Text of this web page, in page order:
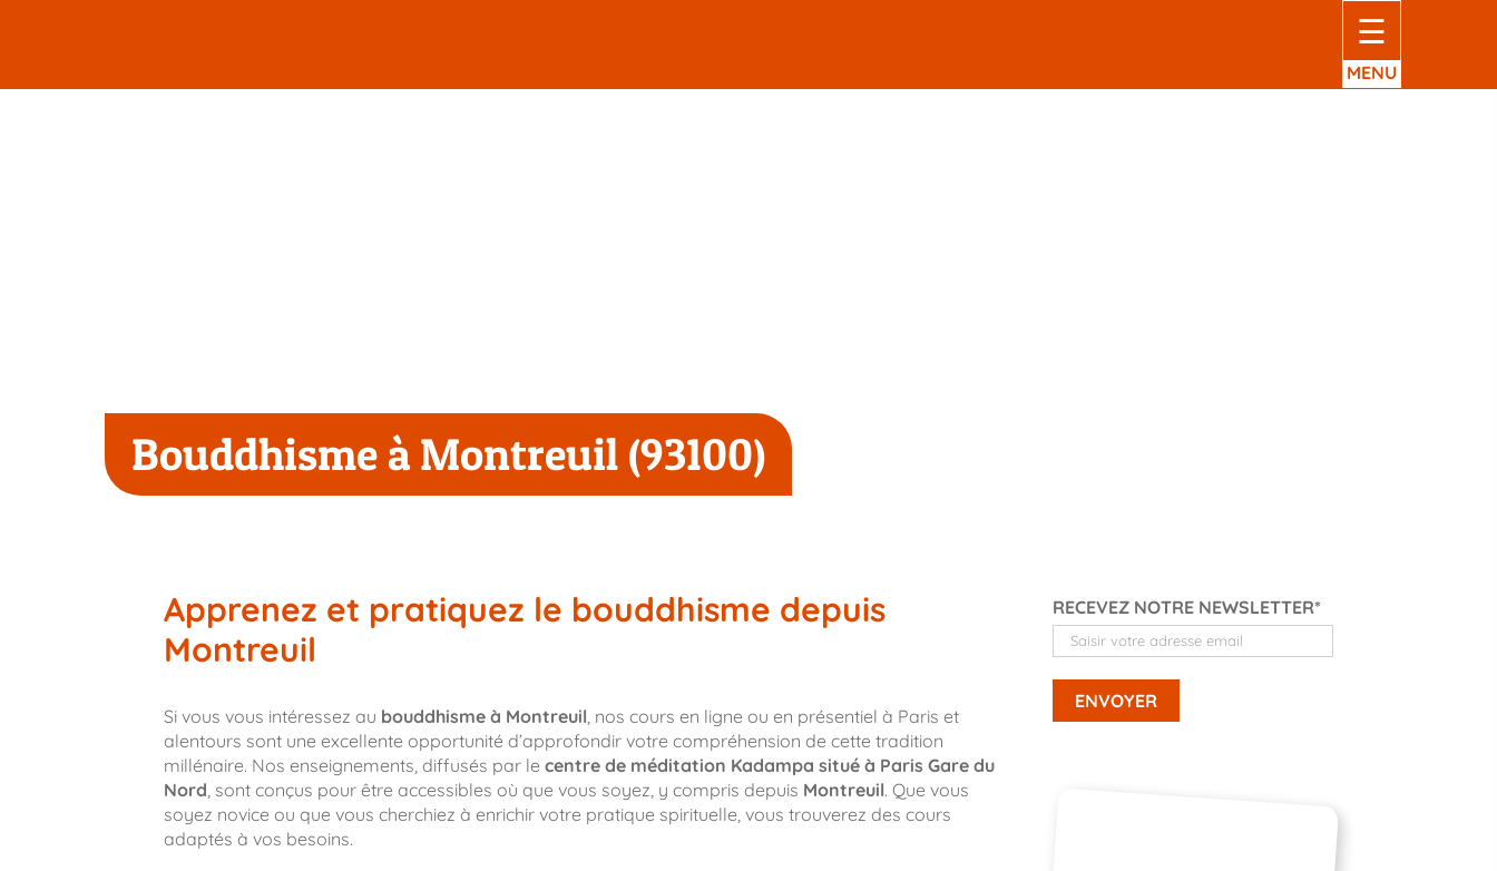
☰
MENU
Bouddhisme à Montreuil (93100)
Apprenez et pratiquez le bouddhisme depuis
Montreuil
Si vous vous intéressez au bouddhisme à Montreuil, nos cours en ligne ou en présentiel à Paris et
alentours sont une excellente opportunité d’approfondir votre compréhension de cette tradition
millénaire. Nos enseignements, diffusés par le centre de méditation Kadampa situé à Paris Gare du
Nord, sont conçus pour être accessibles où que vous soyez, y compris depuis Montreuil. Que vous
soyez novice ou que vous cherchiez à enrichir votre pratique spirituelle, vous trouverez des cours
adaptés à vos besoins.
RECEVEZ NOTRE NEWSLETTER*